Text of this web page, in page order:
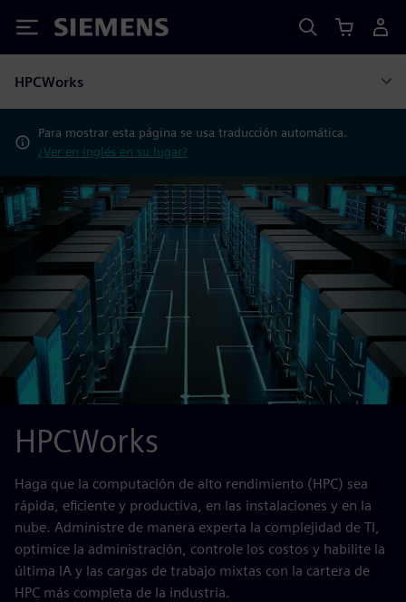
Siemens
HPCWorks
Para mostrar esta página se usa traducción automática.
¿Ver en inglés en su lugar?
HPCWorks
Haga que la computación de alto rendimiento (HPC) sea
rápida, eficiente y productiva, en las instalaciones y en la
nube. Administre de manera experta la complejidad de TI,
optimice la administración, controle los costos y habilite la
última IA y las cargas de trabajo mixtas con la cartera de
HPC más completa de la industria.